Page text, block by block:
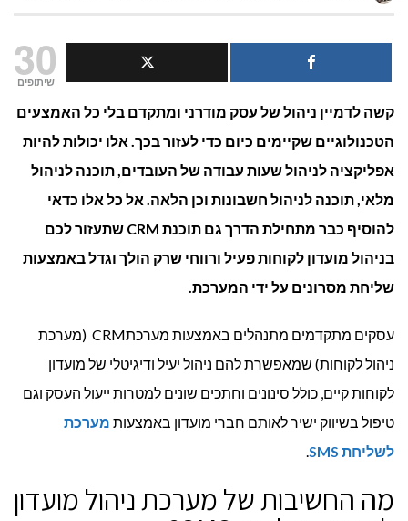
אפשר
SMS?
30
שיתופים
קשה לדמיין ניהול של עסק מודרני ומתקדם בלי כל האמצעים
הטכנולוגיים שקיימים כיום כדי לעזור בכך. אלו יכולות להיות
אפליקציה לניהול שעות עבודה של העובדים, תוכנה לניהול
מלאי, תוכנה לניהול חשבונות וכן הלאה. אל כל אלו כדאי
להוסיף כבר מתחילת הדרך גם תוכנת CRM שתעזור לכם
בניהול מועדון לקוחות פעיל ורווחי שרק הולך וגדל באמצעות
שליחת מסרונים על ידי המערכת.
עסקים מתקדמים מתנהלים באמצעות מערכתCRM (מערכת
ניהול לקוחות) שמאפשרת להם ניהול יעיל ודיגיטלי של מועדון
לקוחות קיים, כולל סינונים וחתכים שונים למטרות ייעול העסק וגם
טיפול בשיווק ישיר לאותם חברי מועדון באמצעות מערכת
לשליחת SMS
.
מה החשיבות של מערכת ניהול מועדון